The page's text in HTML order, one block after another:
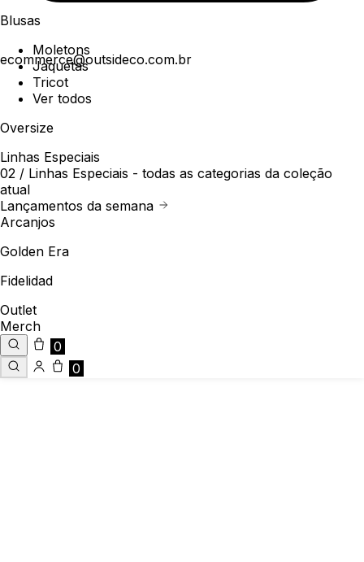
ecommerce@outsideco.com.br
Blusas
Moletons
Jaquetas
Tricot
Ver todos
Oversize
Linhas Especiais
02 / Linhas Especiais - todas as categorias da coleção
atual
Lançamentos da semana
Arcanjos
Golden Era
Fidelidad
Outlet
Merch
0
0